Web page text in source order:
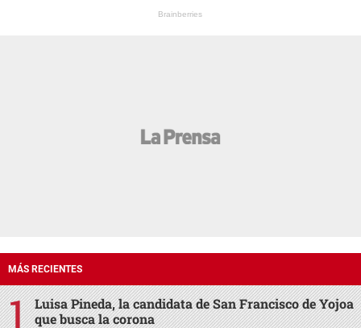
Brainberries
MÁS RECIENTES
Luisa Pineda, la candidata de San Francisco de Yojoa
que busca la corona